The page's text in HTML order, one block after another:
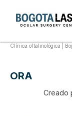
Clínica oftalmológica |
ORA
Creado